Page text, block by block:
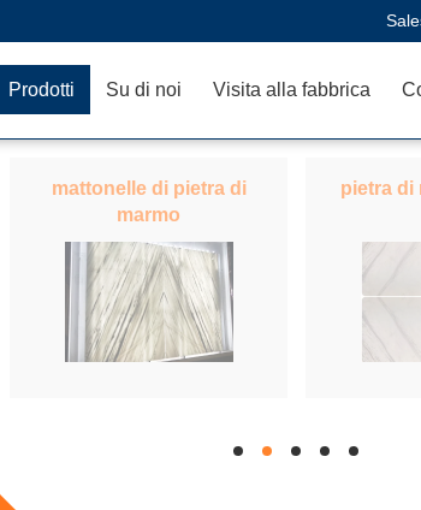
Prodotti Su di noi Visita alla fabbrica
mattonelle di pietra di
marmo
pietra di
hd hd hd hd hd